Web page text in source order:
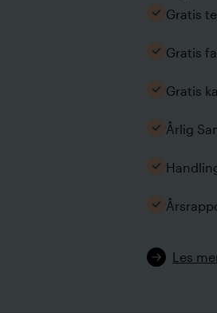
Gratis
Gratis
Gratis
Årlig
Les